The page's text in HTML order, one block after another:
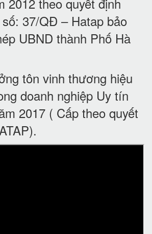
37/QĐ – Hatap bảo
UBND thành Phố Hà
tôn vinh thương hiệu
doanh nghiệp Uy tín
2017 ( Cấp theo quyết